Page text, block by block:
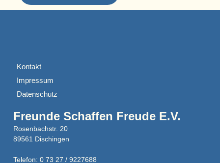
Freunde Schaffen Freude E.V.
Rosenbachstr. 20
89561 Dischingen
Telefon: 0 73 27 / 9227688
Kontakt
Impressum
Datenschutz